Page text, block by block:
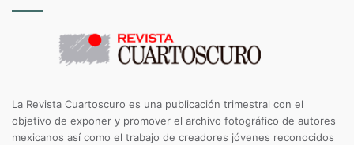
La Revista Cuartoscuro es una publicación trimestral con el
objetivo de exponer y promover el archivo fotográfico de autores
mexicanos así como el trabajo de creadores jóvenes reconocidos